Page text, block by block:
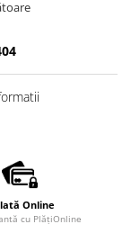
Online
cu PlățiOnline